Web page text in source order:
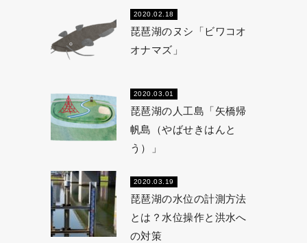
2020.02.18
琵琶湖のヌシ「ビワコオ
オナマズ」
2020.03.01
琵琶湖の人工島「矢橋帰
帆島（やばせきはんと
う）」
2020.03.19
琵琶湖の水位の計測方法
とは？水位操作と洪水へ
の対策